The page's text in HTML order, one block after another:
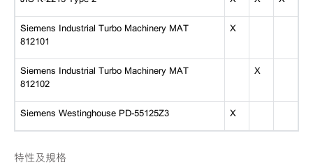
Siemens Industrial Turbo Machinery MAT
812101
X
Siemens Industrial Turbo Machinery MAT
812102
X
Siemens Westinghouse PD-55125Z3 X
特性及規格